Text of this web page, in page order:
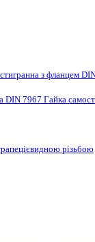
з фланцем
DIN 7967 Гайка
різьбою